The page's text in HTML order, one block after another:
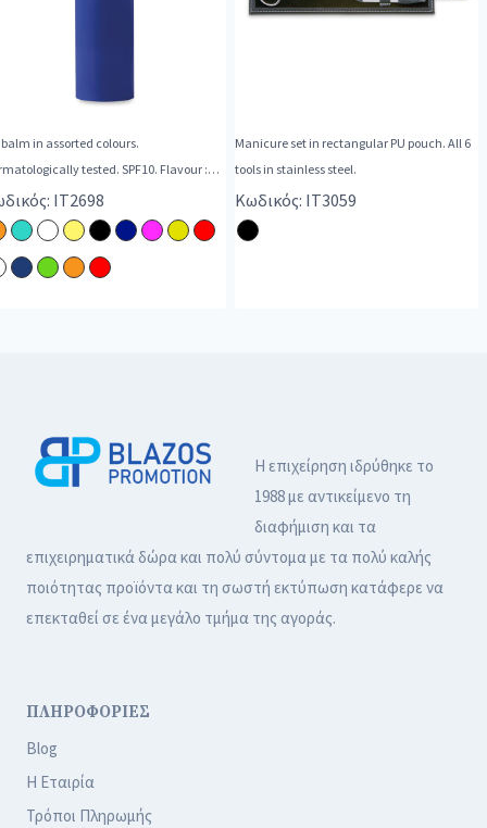
in assorted colours.
tested. SPF10. Flavour :
IT2698
Manicure set in rectangular PU pouch. All 6
tools in stainless steel.
Κωδικός: IT3059
Η επιχείρηση ιδρύθηκε το
1988 με αντικείμενο τη
διαφήμιση και τα
επιχειρηματικά δώρα και πολύ σύντομα με τα πολύ καλής
ποιότητας προϊόντα και τη σωστή εκτύπωση κατάφερε να
επεκταθεί σε ένα μεγάλο τμήμα της αγοράς.
ΠΛΗΡΟΦΟΡΙΕΣ
Blog
Η Εταιρία
Τρόποι Πληρωμής